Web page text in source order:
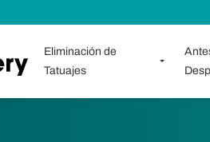
Eliminación de
Tatuajes